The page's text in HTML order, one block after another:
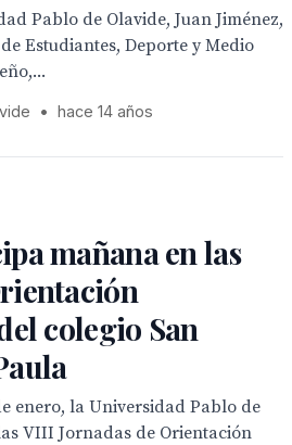
Pablo de Olavide, Juan Jiménez,
Estudiantes, Deporte y Medio
• hace 14 años
mañana en las
colegio San
enero, la Universidad Pablo de
VIII Jornadas de Orientación